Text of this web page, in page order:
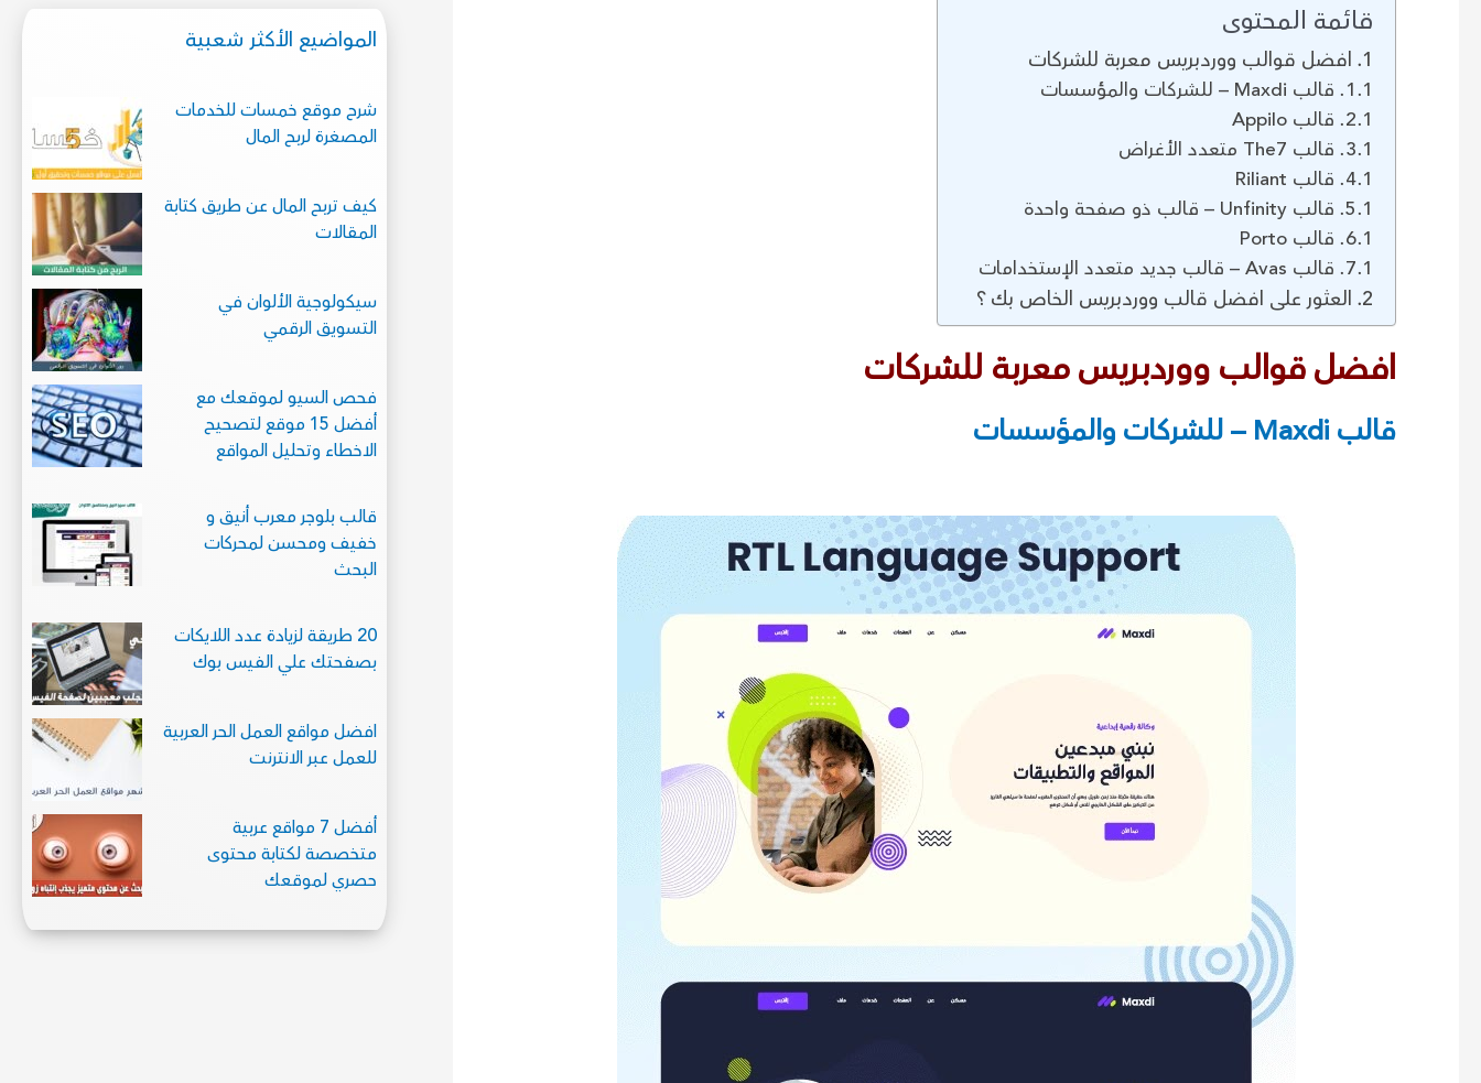
قائمة المحتوى
افضل قوالب ووردبريس معربة للشركات
قالب Maxdi – للشركات والمؤسسات
قالب Appilo
قالب The7 متعدد الأغراض
قالب Riliant
قالب Unfinity – قالب ذو صفحة واحدة
قالب Porto
قالب Avas – قالب جديد متعدد الإستخدامات
العثور على افضل قالب ووردبريس الخاص بك ؟
افضل قوالب ووردبريس معربة للشركات
قالب Maxdi – للشركات والمؤسسات
المواضيع الأكثر شعبية
شرح موقع خمسات للخدمات
المصغرة لربح المال
كيف تربح المال عن طريق كتابة
المقالات
سيكولوجية الألوان في
التسويق الرقمي
فحص السيو لموقعك مع
أفضل 15 موقع لتصحيح
الاخطاء وتحليل المواقع
قالب بلوجر معرب أنيق و
خفيف ومحسن لمحركات
البحث
20 طريقة لزيادة عدد اللايكات
بصفحتك علي الفيس بوك
افضل مواقع العمل الحر العربية
للعمل عبر الانترنت
أفضل 7 مواقع عربية
متخصصة لكتابة محتوى
حصري لموقعك